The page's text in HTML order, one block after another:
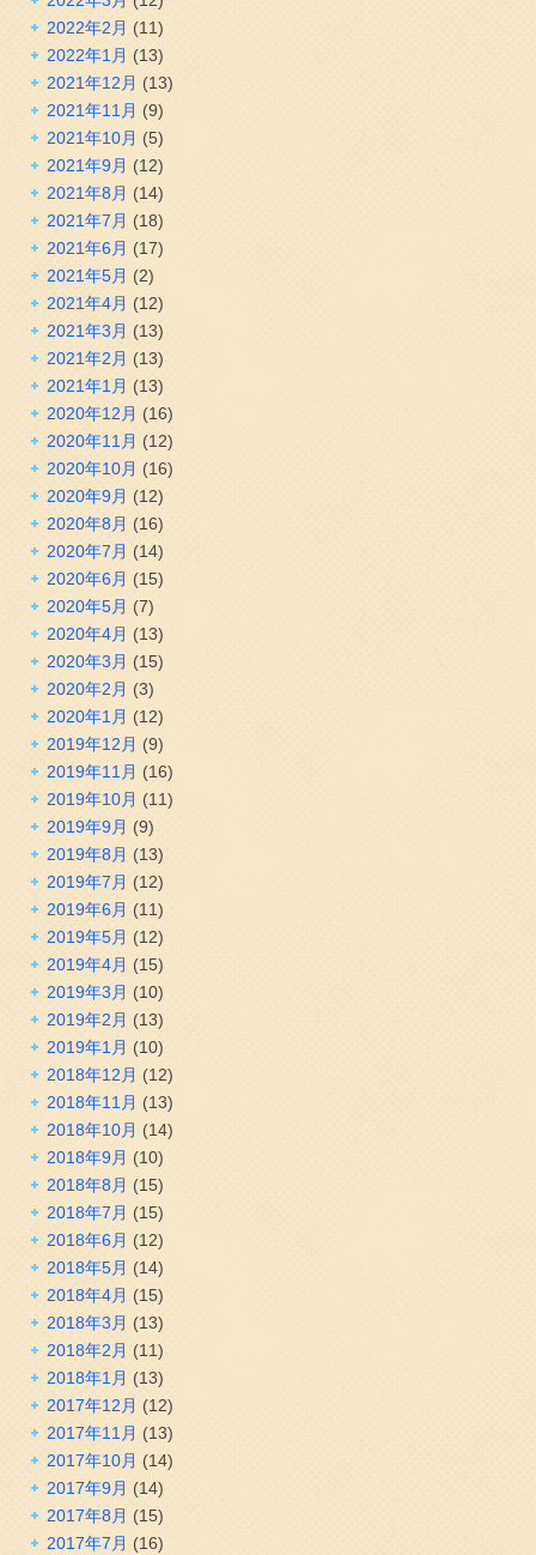
2022年2月 (11)
2022年1月 (13)
2021年12月 (13)
2021年11月 (9)
2021年10月 (5)
2021年9月 (12)
2021年8月 (14)
2021年7月 (18)
2021年6月 (17)
2021年5月 (2)
2021年4月 (12)
2021年3月 (13)
2021年2月 (13)
2021年1月 (13)
2020年12月 (16)
2020年11月 (12)
2020年10月 (16)
2020年9月 (12)
2020年8月 (16)
2020年7月 (14)
2020年6月 (15)
2020年5月 (7)
2020年4月 (13)
2020年3月 (15)
2020年2月 (3)
2020年1月 (12)
2019年12月 (9)
2019年11月 (16)
2019年10月 (11)
2019年9月 (9)
2019年8月 (13)
2019年7月 (12)
2019年6月 (11)
2019年5月 (12)
2019年4月 (15)
2019年3月 (10)
2019年2月 (13)
2019年1月 (10)
2018年12月 (12)
2018年11月 (13)
2018年10月 (14)
2018年9月 (10)
2018年8月 (15)
2018年7月 (15)
2018年6月 (12)
2018年5月 (14)
2018年4月 (15)
2018年3月 (13)
2018年2月 (11)
2018年1月 (13)
2017年12月 (12)
2017年11月 (13)
2017年10月 (14)
2017年9月 (14)
2017年8月 (15)
2017年7月 (16)